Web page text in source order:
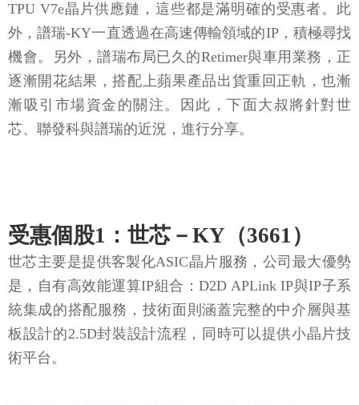
TPU V7e晶片供應鏈，這些都是滿明確的受惠者。此
外，譜瑞-KY一直透過在高速傳輸領域的IP，積極尋找
機會。另外，譜瑞布局已久的Retimer與車用業務，正
逐漸開花結果，搭配上蘋果產品出貨重回正軌，也漸
漸吸引市場資金的關注。因此，下面大叔將針對世
芯、聯發科與譜瑞的近況，進行分享。
受惠個股1：世芯－KY（3661）
世芯主要是提供客製化ASIC晶片服務，公司最大優勢
是，自有高效能運算IP組合：D2D APLink IP與IP子系
統集成的搭配服務，技術面則涵蓋完整的中介層與基
板設計的2.5D封裝設計流程，同時可以提供小晶片技
術平台。